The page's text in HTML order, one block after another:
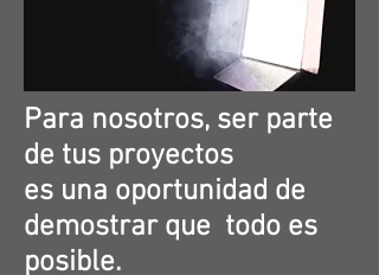
Para nosotros, ser parte
de tus proyectos
es una oportunidad de
demostrar que todo es
posible.